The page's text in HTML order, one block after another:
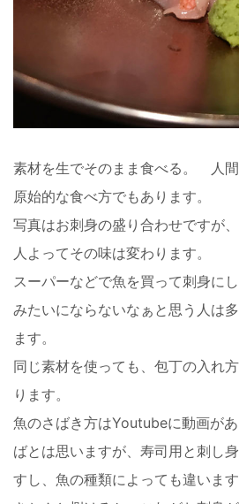
素材を生でそのまま食べる。 人
原始的な食べ方でもあります。
写真はお刺身の盛り合わせですが
人よってその味は変わります。
スーパーなどで魚を買って刺身に
みたいにならないなぁと思う人は
ます。
同じ素材を使っても、包丁の入れ
ります。
魚のさばき方はYoutubeに動画が
ばとは思いますが、寿司用と刺し
すし、魚の種類によっても違います